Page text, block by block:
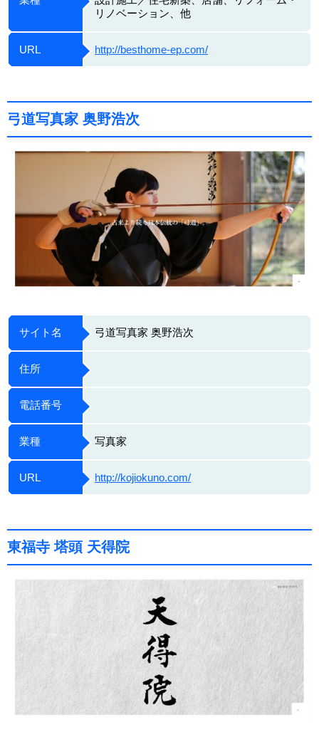
リノベーション、他
URL http://besthome-ep.com/
弓道写真家 奥野浩次
サイト名 弓道写真家 奥野浩次
住所
電話番号
業種 写真家
URL http://kojiokuno.com/
東福寺 塔頭 天得院